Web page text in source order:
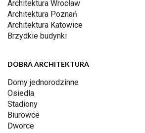
Architektura Wrocław
Architektura Poznań
Architektura Katowice
Brzydkie budynki
DOBRA ARCHITEKTURA
Domy jednorodzinne
Osiedla
Stadiony
Biurowce
Dworce